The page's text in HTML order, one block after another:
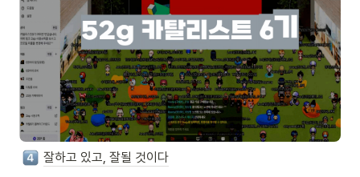
잘하고 있고, 잘될 것이다